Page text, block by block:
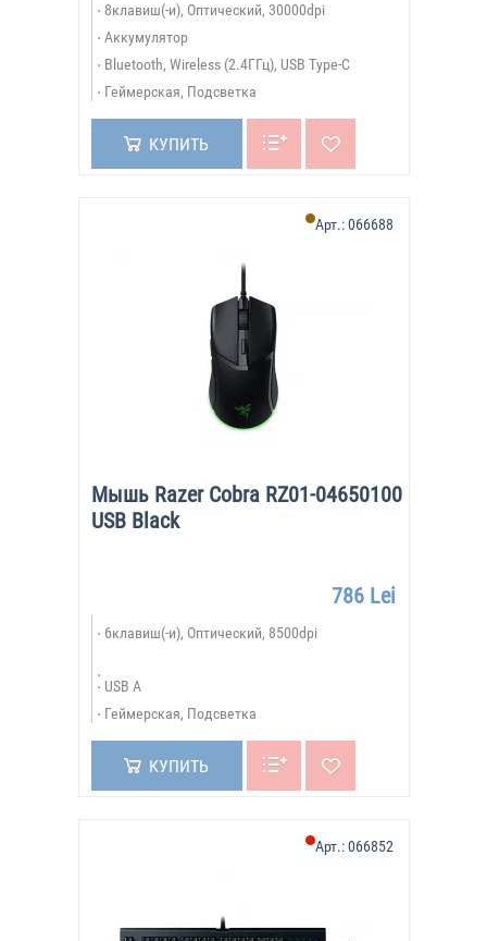
8клавиш(-и), Оптический, 30000dpi
Аккумулятор
Bluetooth, Wireless (2.4ГГц), USB Type-C
Геймерская, Подсветка
КУПИТЬ
Мышь Razer Cobra RZ01-04650100
USB Black
Арт.:066688
786 Lei
6клавиш(-и), Оптический, 8500dpi
USB A
Геймерская, Подсветка
КУПИТЬ
Арт.:066852